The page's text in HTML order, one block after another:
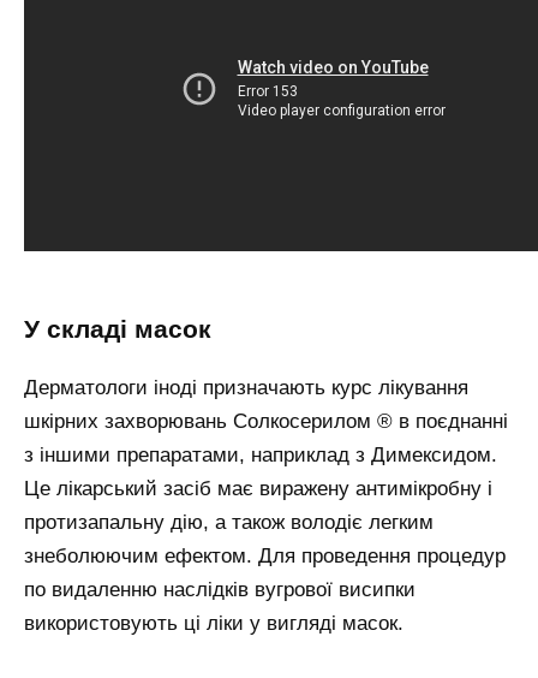
У складі масок
Дерматологи іноді призначають курс лікування
шкірних захворювань Солкосерилом ® в поєднанні
з іншими препаратами, наприклад з Димексидом.
Це лікарський засіб має виражену антимікробну і
протизапальну дію, а також володіє легким
знеболюючим ефектом. Для проведення процедур
по видаленню наслідків вугрової висипки
використовують ці ліки у вигляді масок.